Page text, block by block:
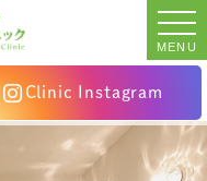
MENU
Clinic Instagram